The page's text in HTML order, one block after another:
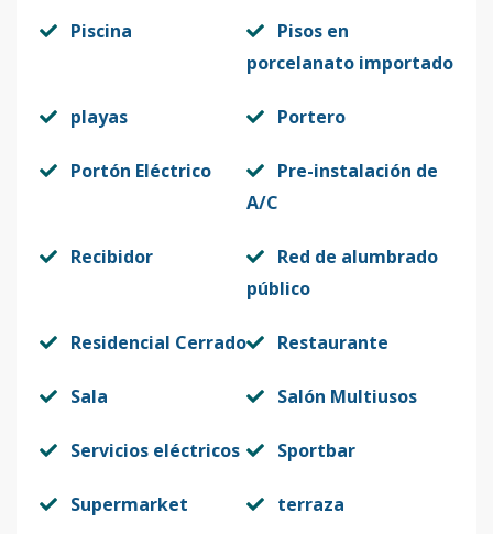
Piscina
Pisos en
porcelanato importado
playas Portero
Portón Eléctrico
Pre-instalación de
A/C
Recibidor
Red de alumbrado
público
Residencial Cerrado Restaurante
Sala Salón Multiusos
Servicios eléctricos Sportbar
Supermarket terraza